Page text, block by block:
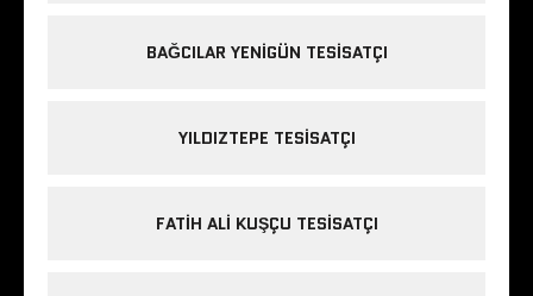
BAĞCILAR YENIGÜN TESISATÇI
YILDIZTEPE TESISATÇI
FATIH ALI KUŞÇU TESISATÇI